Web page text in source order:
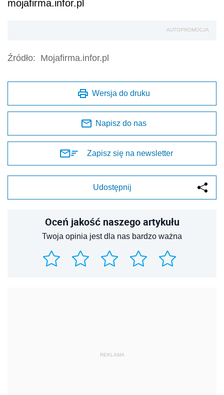
mojafirma.infor.pl
AUTOPROMOCJA
Źródło: Mojafirma.infor.pl
Wersja do druku
Napisz do nas
Zapisz się na newsletter
Udostępnij
Oceń jakość naszego artykułu
Twoja opinia jest dla nas bardzo ważna
REKLAMA